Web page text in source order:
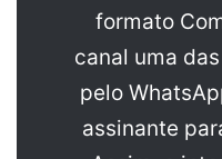
formato
canal uma
pelo
assinante